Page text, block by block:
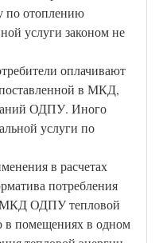
по отоплению
услуги законом не
оплачивают
в МКД,
ОДПУ. Иного
услуги по
в расчетах
потребления
МКД ОДПУ тепловой
в помещениях в одном